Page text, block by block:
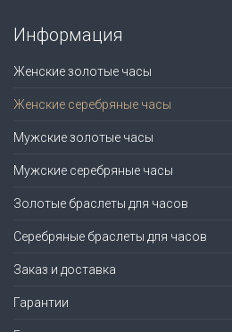
Информация
Женские золотые часы
Женские серебряные часы
Мужские золотые часы
Мужские серебряные часы
Золотые браслеты для часов
Серебряные браслеты для часов
Заказ и доставка
Гарантии